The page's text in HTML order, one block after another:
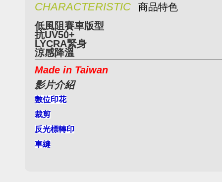
CHARACTERISTIC
商品特色
低風阻賽車版型
抗UV50+
LYCRA緊身
涼感降溫
Made in Taiwan
影片介紹
數位印花
裁剪
反光標轉印
車縫